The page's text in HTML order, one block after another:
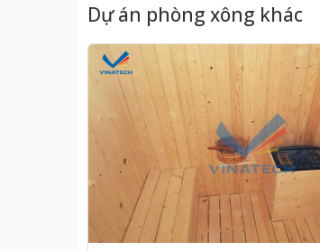
Dự án phòng xông khác